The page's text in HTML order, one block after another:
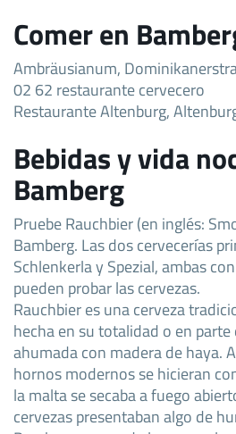
Comer en
Ambräusianum,
02 62 restaurante cervecero
Restaurante Altenburg,
Bebidas y vida
Bamberg
Pruebe Rauchbier (en inglés:
Bamberg. Las dos cervecerías
Schlenkerla y Spezial, ambas
pueden probar las cervezas.
Rauchbier es una cerveza
hecha en su totalidad o en
ahumada con madera de haya.
hornos modernos se hicieran
la malta se secaba a fuego
cervezas presentaban algo de